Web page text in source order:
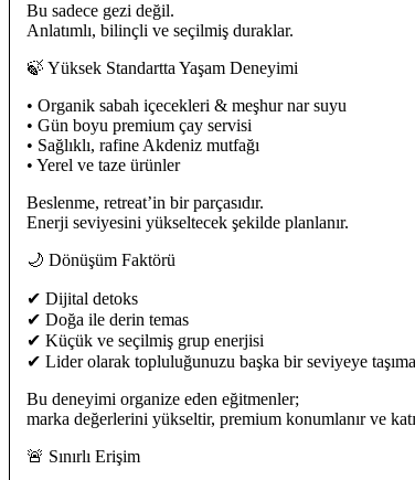
Bu sadece gezi değil.
Anlatımlı, bilinçli ve seçilmiş duraklar.
🍃 Yüksek Standartta Yaşam Deneyimi
• Organik sabah içecekleri & meşhur nar suyu
• Gün boyu premium çay servisi
• Sağlıklı, rafine Akdeniz mutfağı
• Yerel ve taze ürünler
Beslenme, retreat’in bir parçasıdır.
Enerji seviyesini yükseltecek şekilde planlanır.
🌙 Dönüşüm Faktörü
✔ Dijital detoks
✔ Doğa ile derin temas
✔ Küçük ve seçilmiş grup enerjisi
✔ Lider olarak topluluğunuzu başka bir seviyeye taşıma
Bu deneyimi organize eden eğitmenler;
marka değerlerini yükseltir, premium konumlanır ve
🚨 Sınırlı Erişim